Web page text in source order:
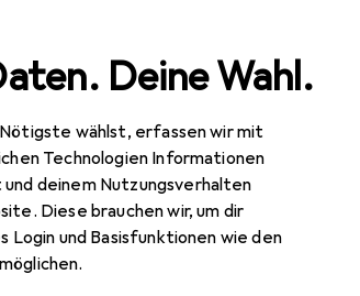
Deine Wahl.
Nötigste wählst, erfassen wir mit
Technologien Informationen
deinem Nutzungsverhalten
Diese brauchen wir, um dir
Login und Basisfunktionen wie den
Sport Bike Veloausrüstung